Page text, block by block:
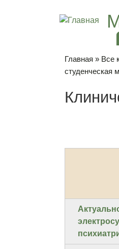
Главная » Все
студенческая